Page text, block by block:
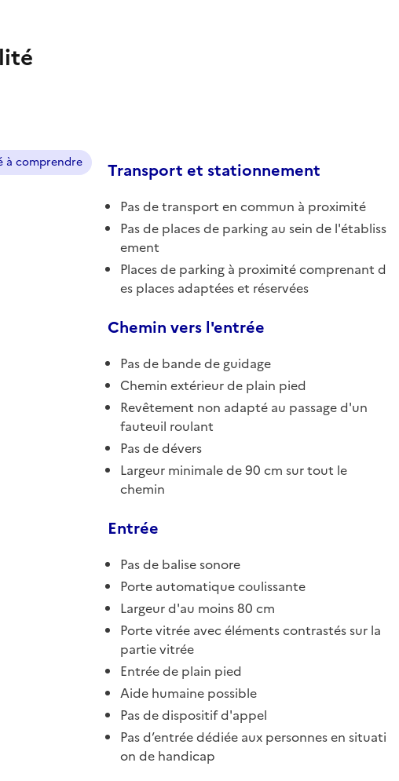
à comprendre Transport et stationnement
Pas de transport en commun à proximité
Pas de places de parking au sein de l'établiss
ement
Places de parking à proximité comprenant d
es places adaptées et réservées
Chemin vers l'entrée
Pas de bande de guidage
Chemin extérieur de plain pied
Revêtement non adapté au passage d'un
fauteuil roulant
Pas de dévers
Largeur minimale de 90 cm sur tout le
chemin
Entrée
Pas de balise sonore
Porte automatique coulissante
Largeur d'au moins 80 cm
Porte vitrée avec éléments contrastés sur la
partie vitrée
Entrée de plain pied
Aide humaine possible
Pas de dispositif d'appel
Pas d’entrée dédiée aux personnes en situati
on de handicap